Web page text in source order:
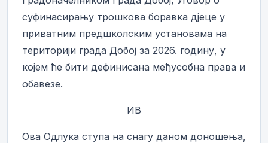
суфинасирању трошкова боравка дјеце у
приватним предшколским установама на
територији града Добој за 2026. годину, у
којем ће бити дефинисана међусобна права и
обавезе.
ИВ
Ова Одлука ступа на снагу даном доношења,